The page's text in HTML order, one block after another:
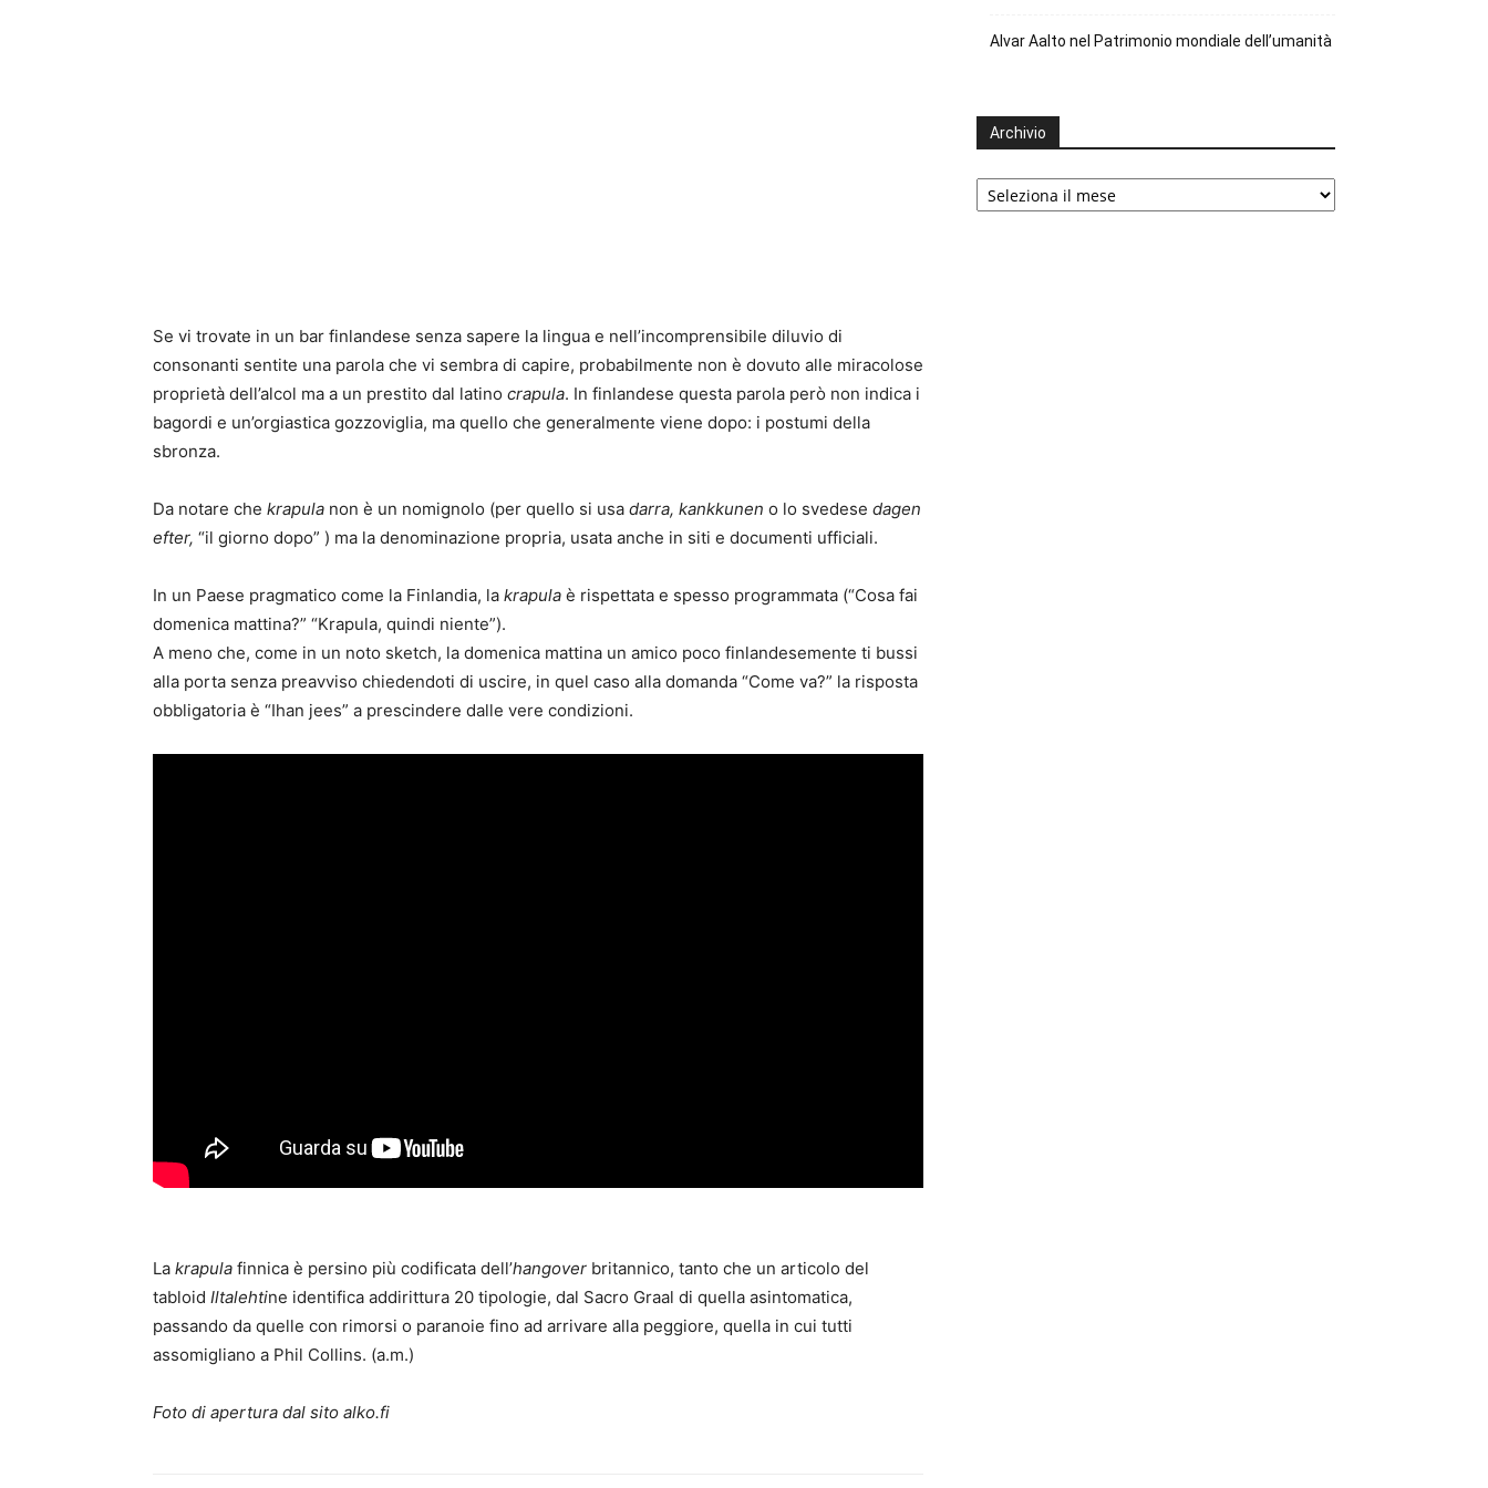
Se vi trovate in un bar finlandese senza sapere la lingua e nell’incomprensibile diluvio di
consonanti sentite una parola che vi sembra di capire, probabilmente non è dovuto alle miracolose
proprietà dell’alcol ma a un prestito dal latino crapula. In finlandese questa parola però non indica i
bagordi e un’orgiastica gozzoviglia, ma quello che generalmente viene dopo: i postumi della
sbronza.
Da notare che krapula non è un nomignolo (per quello si usa darra, kankkunen o lo svedese dagen
efter, “il giorno dopo” ) ma la denominazione propria, usata anche in siti e documenti ufficiali.
In un Paese pragmatico come la Finlandia, la krapula è rispettata e spesso programmata (“Cosa fai
domenica mattina?” “Krapula, quindi niente”).
A meno che, come in un noto sketch, la domenica mattina un amico poco finlandesemente ti bussi
alla porta senza preavviso chiedendoti di uscire, in quel caso alla domanda “Come va?” la risposta
obbligatoria è “Ihan jees” a prescindere dalle vere condizioni.
La krapula finnica è persino più codificata dell’hangover britannico, tanto che un articolo del
tabloid Iltalehtine identifica addirittura 20 tipologie, dal Sacro Graal di quella asintomatica,
passando da quelle con rimorsi o paranoie fino ad arrivare alla peggiore, quella in cui tutti
assomigliano a Phil Collins. (a.m.)
Foto di apertura dal sito alko.fi
Alvar Aalto nel Patrimonio mondiale dell’umanità
Archivio
Archivio